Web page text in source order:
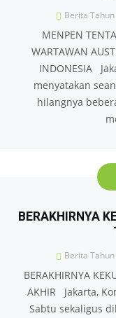
Berita
MENPEN
WARTAWAN
INDONESIA
menyatakan
hilangnya
BERAKHIRNYA
Berita
BERAKHIRNYA
AKHIR Jakarta,
Sabtu sekaligus